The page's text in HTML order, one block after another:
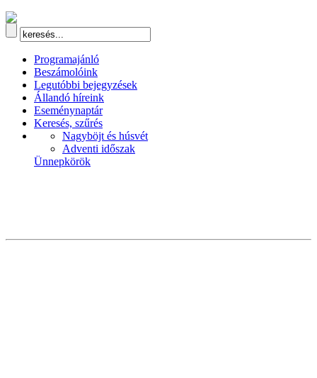
Programajánló
Beszámolóink
Legutóbbi bejegyzések
Állandó híreink
Eseménynaptár
Keresés, szűrés
Nagyböjt és húsvét
Adventi időszak
Ünnepkörök